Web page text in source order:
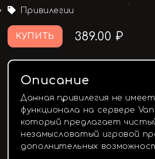
Привилегии
КУПИТЬ 389.00 ₽
Описание
Данная привилегия не имеет
функционала на сервере
который предлагает
незамысловатый игровой
дополнительных